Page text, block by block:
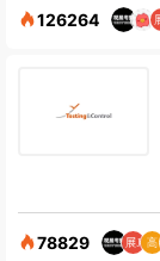
126264
78829